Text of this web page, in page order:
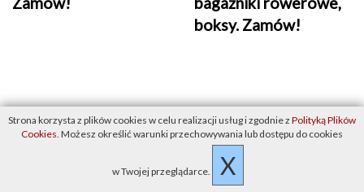
boksy. Zamów!
Strona korzysta z plików cookies w celu realizacji usług i zgodnie z Polityką Plików
Cookies. Możesz określić warunki przechowywania lub dostępu do cookies
w Twojej przeglądarce. X